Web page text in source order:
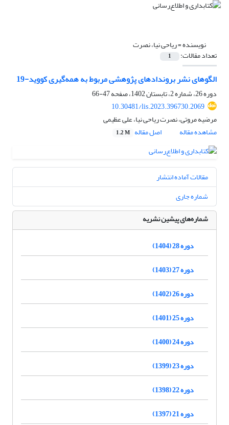
نویسنده =ریاحی نیا، نصرت
تعداد مقالات: 1
الگوهای نشر بروندادهای پژوهشی مربوط به همه‌گیری کووید-19
دوره 26، شماره 2، تابستان 1402، صفحه
47-66
10.30481/lis.2023.396730.2069
مرضیه مروتی، نصرت ریاحی نیا، علی عظیمی
مشاهده مقاله
اصل مقاله 1.2 M
مقالات آماده انتشار
شماره جاری
شماره‌های پیشین نشریه
دوره 28 (1404)
دوره 27 (1403)
دوره 26 (1402)
دوره 25 (1401)
دوره 24 (1400)
دوره 23 (1399)
دوره 22 (1398)
دوره 21 (1397)